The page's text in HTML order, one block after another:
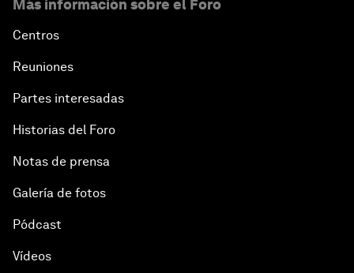
Más información sobre el Foro
Centros
Reuniones
Partes interesadas
Historias del Foro
Notas de prensa
Galería de fotos
Pódcast
Vídeos